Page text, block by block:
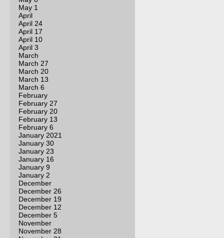
May 1
April
April 24
April 17
April 10
April 3
March
March 27
March 20
March 13
March 6
February
February 27
February 20
February 13
February 6
January 2021
January 30
January 23
January 16
January 9
January 2
December
December 26
December 19
December 12
December 5
November
November 28